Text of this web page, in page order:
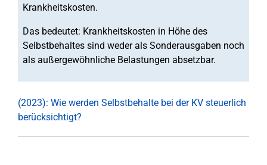
Krankheitskosten.
Das bedeutet: Krankheitskosten in Höhe des
Selbstbehaltes sind weder als Sonderausgaben noch
als außergewöhnliche Belastungen absetzbar.
(2023): Wie werden Selbstbehalte bei der KV steuerlich
berücksichtigt?